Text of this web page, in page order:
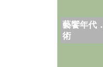
藝饗年代
術